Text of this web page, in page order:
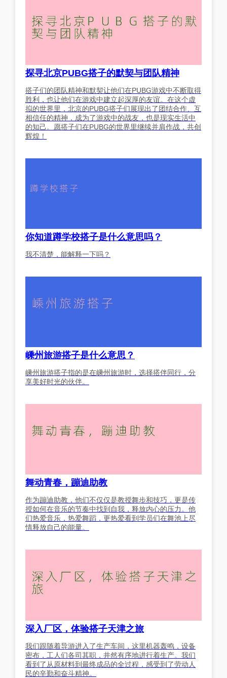
探寻北京PUBG搭子的默契与团队精神
搭子们的团队精神和默契让他们在PUBG游戏中不断取得
胜利，也让他们在游戏中建立起深厚的友谊。在这个虚
拟的世界里，北京的PUBG搭子们展现出了团结合作、互
相信任的精神，成为了游戏中的战友，也是现实生活中
的知己。愿搭子们在PUBG的世界里继续并肩作战，共创
辉煌！
你知道蹲学校搭子是什么意思吗？
我不清楚，能解释一下吗？
嵊州旅游搭子是什么意思？
嵊州旅游搭子指的是在嵊州旅游时，选择搭伴同行，分
享美好时光的伙伴。
舞动青春，蹦迪助教
作为蹦迪助教，他们不仅仅是教授舞步和技巧，更是传
授如何在音乐的节奏中找到自我，释放内心的压力。他
们热爱音乐，热爱舞蹈，更热爱看到学员们在舞池上尽
情释放自己的能量。
深入厂区，体验搭子天津之旅
我们跟随着导游进入了生产车间，这里机器轰鸣，设备
密布，工人们各司其职，井然有序地进行着生产。我们
看到了从原材料到最终成品的全过程，感受到了劳动人
民的辛勤和奋斗精神。